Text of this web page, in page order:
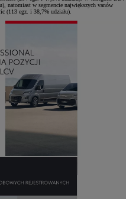
natomiast w segmencie największych vanów
(113 egz. i 38,7% udziału).